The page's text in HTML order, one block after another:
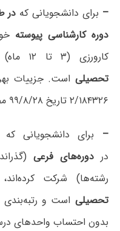
– برای دانشجویانی که در
دوره کارشناسی پیوسته
کارورزی (۳ تا ۱۲ ماه)
تحصیلی است. جزییات
۲/۱۸۴۳۲۶ تاریخ ۹۹/۸/۲۸ مصوب شورای هدایت می‌باشد.
– برای دانشجویانی
دردوره‌های فرعی
رشته‌ها) شرکت
تحصیلی
بدون احتساب واحدهای